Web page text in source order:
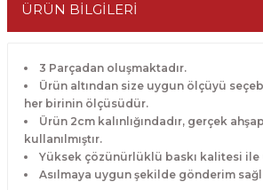
ÜRÜN BİLGİLERİ
3 Parçadan oluşmaktadır.
Ürün altından size uygun ölçüyü
her birinin ölçüsüdür.
Ürün 2cm kalınlığındadır, gerçek
kullanılmıştır.
Yüksek çözünürlüklü baskı kalitesi
Asılmaya uygun şekilde gönderim